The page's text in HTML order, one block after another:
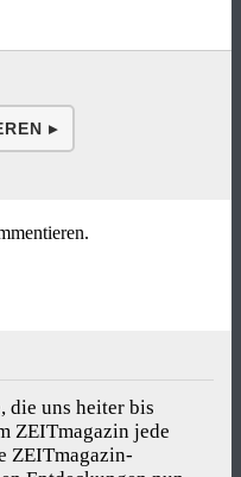
▸
die uns heiter bis
ZEITmagazin jede
ZEITmagazin-